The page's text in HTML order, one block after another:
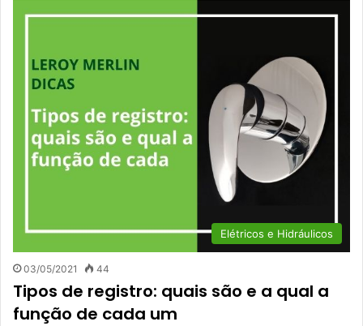
Elétricos e Hidráulicos
03/05/2021 44
Tipos de registro: quais são e a qual a
função de cada um